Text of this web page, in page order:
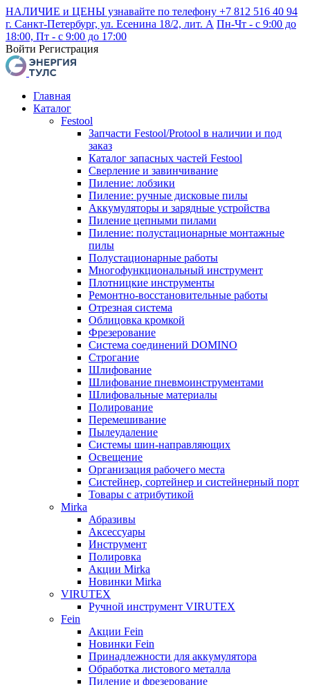
НАЛИЧИЕ и ЦЕНЫ узнавайте по телефону +7 812 516 40 94
г. Санкт-Петербург, ул. Есенина 18/2, лит. А Пн-Чт - с 9:00 до
18:00, Пт - с 9:00 до 17:00
Войти Регистрация
Главная
Каталог
Festool
Запчасти Festool/Protool в наличии и под
заказ
Каталог запасных частей Festool
Сверление и завинчивание
Пиление: лобзики
Пиление: ручные дисковые пилы
Аккумуляторы и зарядные устройства
Пиление цепными пилами
Пиление: полустационарные монтажные
пилы
Полустационарные работы
Многофункциональный инструмент
Плотницкие инструменты
Ремонтно-восстановительные работы
Отрезная система
Облицовка кромкой
Фрезерование
Система соединений DOMINO
Строгание
Шлифование
Шлифование пневмоинструментами
Шлифовальные материалы
Полирование
Перемешивание
Пылеудаление
Системы шин-направляющих
Освещение
Организация рабочего места
Систейнер, сортейнер и систейнерный порт
Товары с атрибутикой
Mirka
Абразивы
Аксессуары
Инструмент
Полировка
Акции Mirka
Новинки Mirka
VIRUTEX
Ручной инструмент VIRUTEX
Fein
Акции Fein
Новинки Fein
Принадлежности для аккумулятора
Обработка листового металла
Пиление и фрезерование